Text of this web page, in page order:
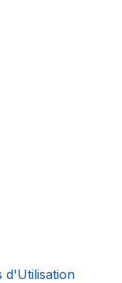
d'Utilisation